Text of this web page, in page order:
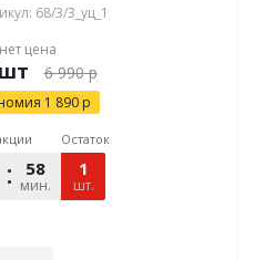
68/3/3_уц_1
цена
6 990р
1 890р
58
мин.
10
сек.
Остаток
1
шт.